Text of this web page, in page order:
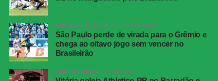
Baralhas e Martínez; Matheuzinho (Zé Vitor) e
Técnico do
Vitória
Jair Ventura
BRASILEIRÃO SÉRIE A 14 horas atrás
São Paulo perde de virada para o Grêmio e
chega ao oitavo jogo sem vencer no
Brasileirão
COPA DO BRASIL 2 dias atrás